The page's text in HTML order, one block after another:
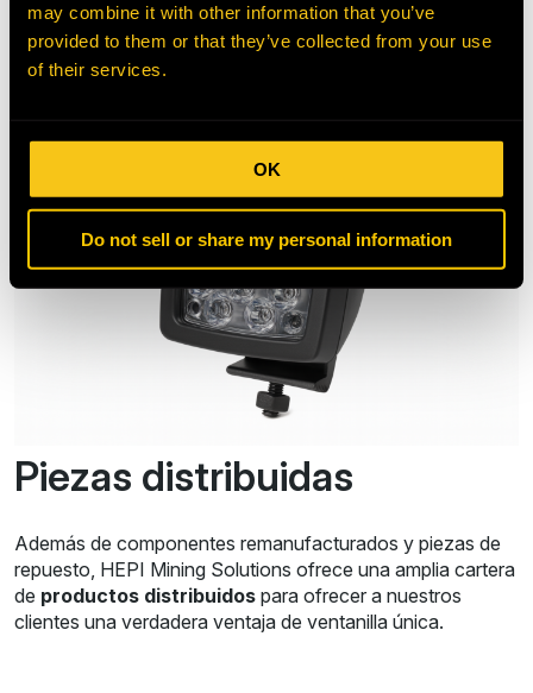
may combine it with other information that you’ve
provided to them or that they’ve collected from your use
of their services.
OK
Do not sell or share my personal information
PIEZAS DE COMPONENTES ELÉCTRICOS
Piezas distribuidas
Además de componentes remanufacturados y piezas de
repuesto, HEPI Mining Solutions ofrece una amplia cartera
de productos distribuidos para ofrecer a nuestros
clientes una verdadera ventaja de ventanilla única.